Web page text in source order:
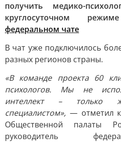
получить медико-
круглосуточном
федеральном чате
В чат уже подключилось
разных регионов страны.
«В команде проекта 60
психологов. Мы не
интеллект – только
специалистом», — отметил
Общественной палаты
руководитель